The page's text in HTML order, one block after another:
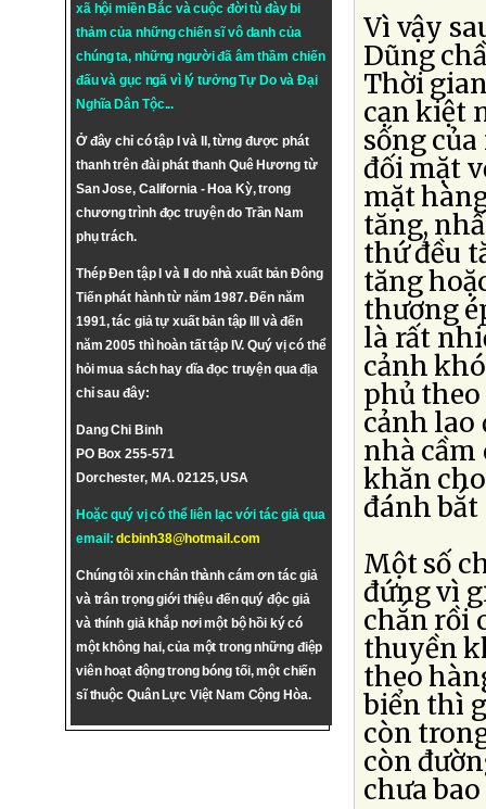
xã hội miền Bắc và cuộc đời tù đày bi
thảm của những chiến sĩ vô danh của
chúng ta, những người đã âm thầm chiến
đấu và gục ngã vì lý tưởngTự DovàĐại
Nghĩa Dân Tộc...
Ở đây chỉ có tập I và II, từng được phát
thanh trên đài phát thanh Quê Hương từ
San Jose, California - Hoa Kỳ, trong
chương trình đọc truyện do Trần Nam
phụ trách.
Thép Đen tập I và II do nhà xuất bản Đông
Tiến phát hành từ năm 1987. Đến năm
1991, tác giả tự xuất bản tập III và đến
năm 2005 thì hoàn tất tập IV. Quý vị có thể
hỏi mua sách hay dĩa đọc truyện qua địa
chỉ sau đây:
Dang Chi Binh
PO Box 255-571
Dorchester, MA. 02125, USA
Hoặc quý vị có thể liên lạc với tác giả qua
email:dcbinh38@hotmail.com
Chúng tôi xin chân thành cám ơn tác giả
và trân trọng giới thiệu đến quý độc giả
và thính giả khắp nơi một bộ hồi ký có
một không hai, của một trong những điệp
viên hoạt động trong bóng tối, một chiến
sĩ thuộc Quân Lực Việt Nam Cộng Hòa.
Vì vậy
Dũng
Thời
cạn kiệt
sống
đối mặt
mặt
tăng,
thứ đều
tăng
thương
là rất
cảnh
phủ
cảnh lao
nhà cầm
khăn
đánh bắt
Một số
đứng vì
chắn rồi
thuyền
theo
biển thì
còn
còn
chưa